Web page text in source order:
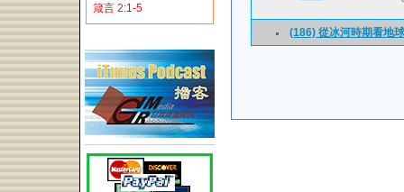
箴言 2:1-5
(186) 從冰河時期看地